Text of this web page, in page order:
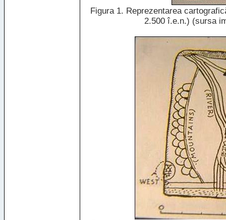
Figura 1. Reprezentarea
2.500 î.e.n.) (sursa